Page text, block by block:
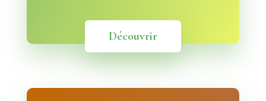
Découvrir